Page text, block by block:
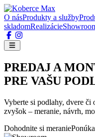
O násProdukty a služby
skladomRealizácie
PREDAJ A
PRE VAŠU
Vyberte si podlahy, dvere či
zvyšok – meranie, návrh,
Dohodnite si meranie